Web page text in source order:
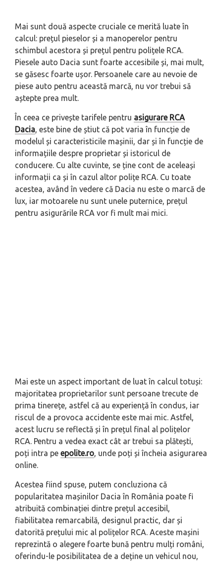
Mai sunt două aspecte cruciale ce merită luate în
calcul: prețul pieselor și a manoperelor pentru
schimbul acestora și prețul pentru polițele RCA.
Piesele auto Dacia sunt foarte accesibile și, mai mult,
se găsesc foarte ușor. Persoanele care au nevoie de
piese auto pentru această marcă, nu vor trebui să
aștepte prea mult.
În ceea ce privește tarifele pentru asigurare RCA
Dacia, este bine de știut că pot varia în funcție de
modelul și caracteristicile mașinii, dar și în funcție de
informațiile despre proprietar și istoricul de
conducere. Cu alte cuvinte, se ține cont de aceleași
informații ca și în cazul altor polițe RCA. Cu toate
acestea, având în vedere că Dacia nu este o marcă de
lux, iar motoarele nu sunt unele puternice, prețul
pentru asigurările RCA vor fi mult mai mici.
Mai este un aspect important de luat în calcul totuși:
majoritatea proprietarilor sunt persoane trecute de
prima tinerețe, astfel că au experiență în condus, iar
riscul de a provoca accidente este mai mic. Astfel,
acest lucru se reflectă și în prețul final al polițelor
RCA. Pentru a vedea exact cât ar trebui sa plătești,
poți intra pe epolite.ro, unde poți și încheia asigurarea
online.
Acestea fiind spuse, putem concluziona că
popularitatea mașinilor Dacia în România poate fi
atribuită combinației dintre prețul accesibil,
fiabilitatea remarcabilă, designul practic, dar și
datorită prețului mic al polițelor RCA. Aceste mașini
reprezintă o alegere foarte bună pentru mulți români,
oferindu-le posibilitatea de a deține un vehicul nou,